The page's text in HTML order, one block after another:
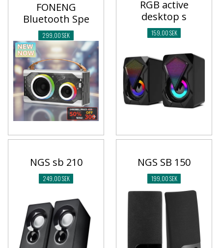
FONENG
Bluetooth Spe
299,00 SEK
RGB active
desktop s
159,00 SEK
NGS sb 210
249,00 SEK
NGS SB 150
199,00 SEK